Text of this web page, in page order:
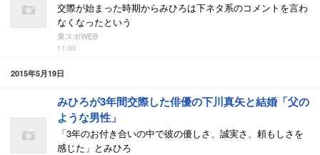
交際が始まった時期からみひろは下ネタ系のコメントを言わ
なくなったという
東スポWEB
11:00
2015年5月19日
みひろが3年間交際した俳優の下川真矢と結婚「父の
ような男性」
「3年のお付き合いの中で彼の優しさ、誠実さ、頼もしさを
感じた」とみひろ